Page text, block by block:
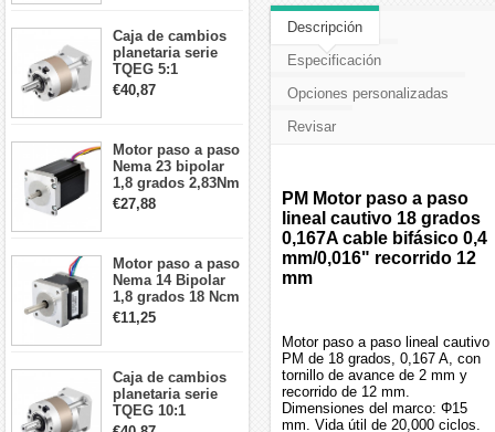
Robot CNC DIY
Caja de cambios
planetaria serie
TQEG 5:1
contragolpe 15
arcmin para motor
€40,87
Motor paso a paso
Nema 23 bipolar
1,8 grados 2,83Nm
4A 2,26 V
57x57x84mm 8
€27,88
Motor paso a paso
Nema 14 Bipolar
1,8 grados 18 Ncm
0,8 A 5,74 V 35 x
35 x 34 mm 4
€11,25
Caja de cambios
planetaria serie
TQEG 10:1
contragolpe 15
Descripción
Especificación
Opciones personalizadas
Revisar
PM Motor paso a paso
lineal cautivo 18 grados
0,167A cable bifásico 0,4
mm/0,016" recorrido 12
mm
Motor paso a paso lineal cautivo
PM de 18 grados, 0,167 A, con
tornillo de avance de 2 mm y
recorrido de 12 mm.
Dimensiones del marco: Φ15
mm. Vida útil de 20,000 ciclos.